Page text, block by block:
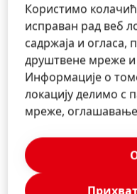
AnaKrezic
Henkel
Korporativne
+381-60-207-
Preuzeti vizit
Dodaj u moja
Користимо
исправан рад веб
садржаја и огласа,
друштвене мреже и
Информације о
локацију делимо с
мреже, оглашавање